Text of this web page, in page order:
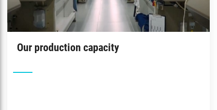
Our production capacity